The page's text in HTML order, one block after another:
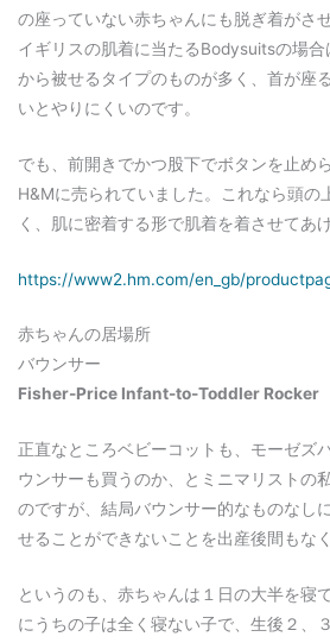
の座っていない赤ちゃんにも脱ぎ着がさ
イギリスの肌着に当たるBodysuitsの場
から被せるタイプのものが多く、首が座
いとやりにくいのです。
でも、前開きでかつ股下でボタンを止め
H&Mに売られていました。これなら頭の
く、肌に密着する形で肌着を着させてあ
https://www2.hm.com/en_gb/
赤ちゃんの居場所
バウンサー
Fisher-Price Infant-to-Toddler Rocker
正直なところベビーコットも、モーゼズ
ウンサーも買うのか、とミニマリストの
のですが、結局バウンサー的なものなし
せることができないことを出産後間もな
というのも、赤ちゃんは１日の大半を寝
にうちの子は全く寝ない子で、生後２、